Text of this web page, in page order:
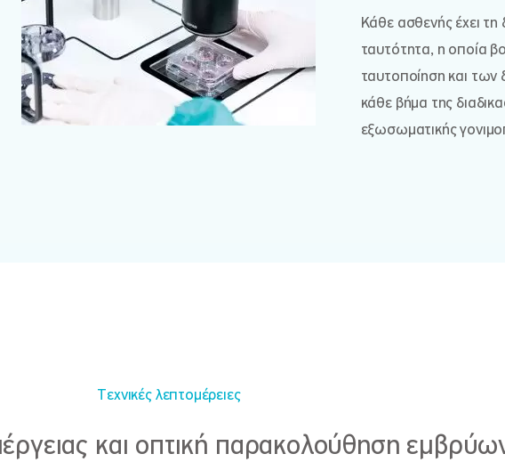
Κάθε ασθενής έχει τη
ταυτότητα, η οποία
ταυτοποίηση και
κάθε βήμα της
εξωσωματικής
Τεχνικές λεπτομέρειες
και οπτική παρακολούθηση